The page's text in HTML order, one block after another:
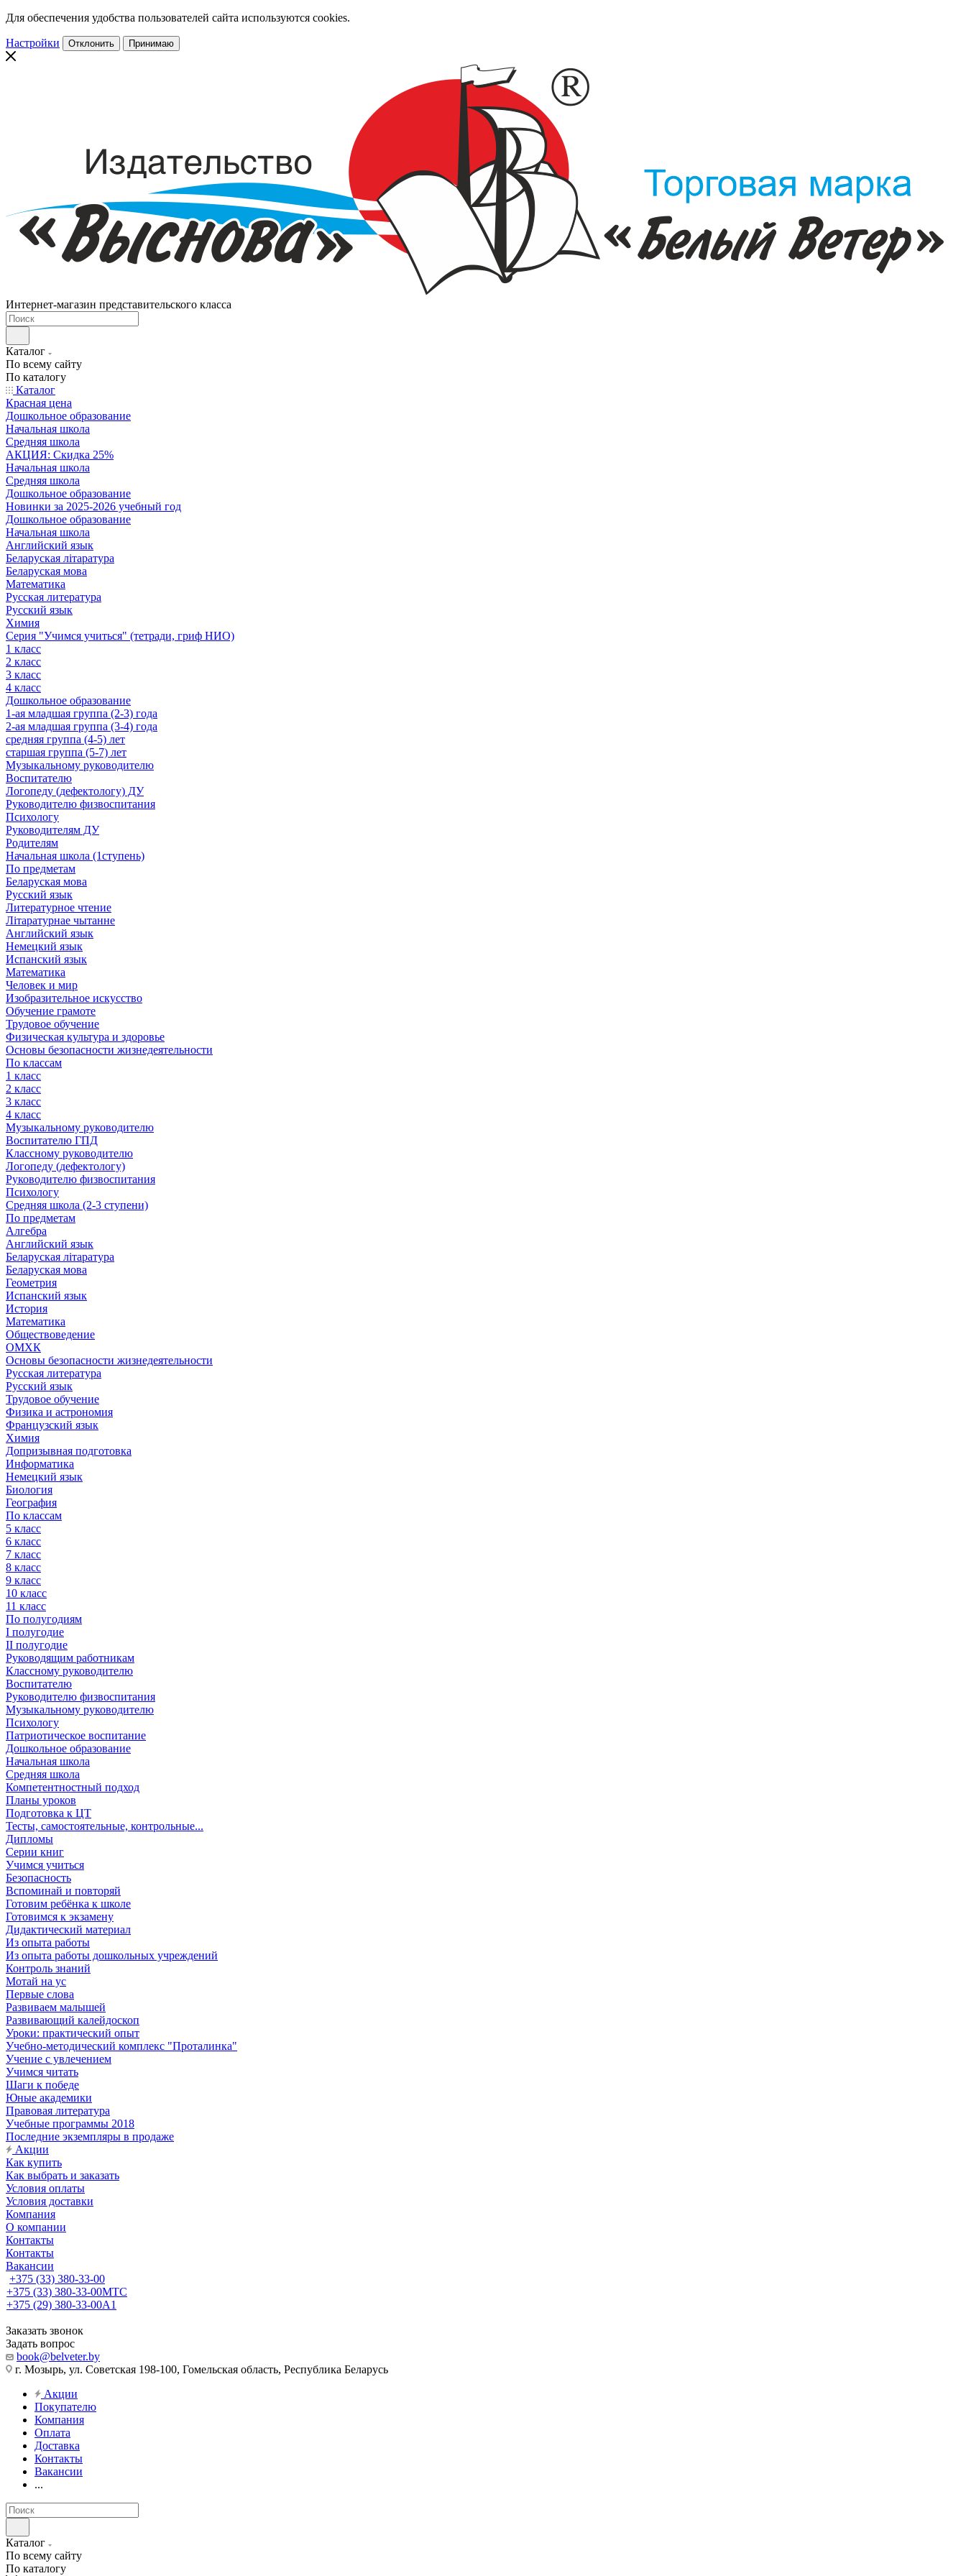
Для обеспечения удобства пользователей сайта используются cookies.
Настройки Отклонить Принимаю
Интернет-магазин представительского класса
Каталог
По всему сайту
По каталогу
Каталог
Красная цена
Дошкольное образование
Начальная школа
Средняя школа
АКЦИЯ: Скидка 25%
Начальная школа
Средняя школа
Дошкольное образование
Новинки за 2025-2026 учебный год
Дошкольное образование
Начальная школа
Английский язык
Беларуская літаратура
Беларуская мова
Математика
Русская литература
Русский язык
Химия
Серия "Учимся учиться" (тетради, гриф НИО)
1 класс
2 класс
3 класс
4 класс
Дошкольное образование
1-ая младшая группа (2-3) года
2-ая младшая группа (3-4) года
средняя группа (4-5) лет
старшая группа (5-7) лет
Музыкальному руководителю
Воспитателю
Логопеду (дефектологу) ДУ
Руководителю физвоспитания
Психологу
Руководителям ДУ
Родителям
Начальная школа (1ступень)
По предметам
Беларуская мова
Русский язык
Литературное чтение
Літаратурнае чытанне
Английский язык
Немецкий язык
Испанский язык
Математика
Человек и мир
Изобразительное искусство
Обучение грамоте
Трудовое обучение
Физическая культура и здоровье
Основы безопасности жизнедеятельности
По классам
1 класс
2 класс
3 класс
4 класс
Музыкальному руководителю
Воспитателю ГПД
Классному руководителю
Логопеду (дефектологу)
Руководителю физвоспитания
Психологу
Средняя школа (2-3 ступени)
По предметам
Алгебра
Английский язык
Беларуская літаратура
Беларуская мова
Геометрия
Испанский язык
История
Математика
Обществоведение
ОМХК
Основы безопасности жизнедеятельности
Русская литература
Русский язык
Трудовое обучение
Физика и астрономия
Французский язык
Химия
Допризывная подготовка
Информатика
Немецкий язык
Биология
География
По классам
5 класс
6 класс
7 класс
8 класс
9 класс
10 класс
11 класс
По полугодиям
I полугодие
II полугодие
Руководящим работникам
Классному руководителю
Воспитателю
Руководителю физвоспитания
Музыкальному руководителю
Психологу
Патриотическое воспитание
Дошкольное образование
Начальная школа
Средняя школа
Компетентностный подход
Планы уроков
Подготовка к ЦТ
Тесты, самостоятельные, контрольные...
Дипломы
Серии книг
Учимся учиться
Безопасность
Вспоминай и повторяй
Готовим ребёнка к школе
Готовимся к экзамену
Дидактический материал
Из опыта работы
Из опыта работы дошкольных учреждений
Контроль знаний
Мотай на ус
Первые слова
Развиваем малышей
Развивающий калейдоскоп
Уроки: практический опыт
Учебно-методический комплекс "Проталинка"
Учение с увлечением
Учимся читать
Шаги к победе
Юные академики
Правовая литература
Учебные программы 2018
Последние экземпляры в продаже
Акции
Как купить
Как выбрать и заказать
Условия оплаты
Условия доставки
Компания
О компании
Контакты
Контакты
Вакансии
+375 (33) 380-33-00
+375 (33) 380-33-00МТС
+375 (29) 380-33-00А1
Заказать звонок
Задать вопрос
book@belveter.by
г. Мозырь, ул. Советская 198-100, Гомельская область, Республика Беларусь
Акции
Покупателю
Компания
Оплата
Доставка
Контакты
Вакансии
...
Каталог
По всему сайту
По каталогу